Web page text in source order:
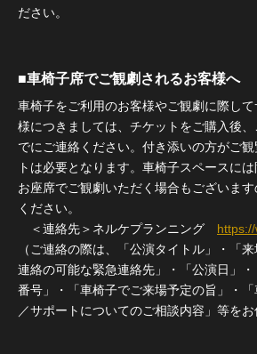
ださい。
■車椅子席でご観劇されるお客様へ
車椅子をご利用のお客様やご観劇に際し
様につきましては、チケットをご購入後
でにご連絡ください。付き添いの方がご
トは必要となります。車椅子スペースに
お座席でご観劇いただく場合もございま
ください。
＜連絡先＞ネルケプランニング
（ご連絡の際は、「公演タイトル」・「
連絡の可能な緊急連絡先」・「公演日」
番号」・「車椅子でご来場予定の旨」・
／サポートについてのご相談内容」等をお